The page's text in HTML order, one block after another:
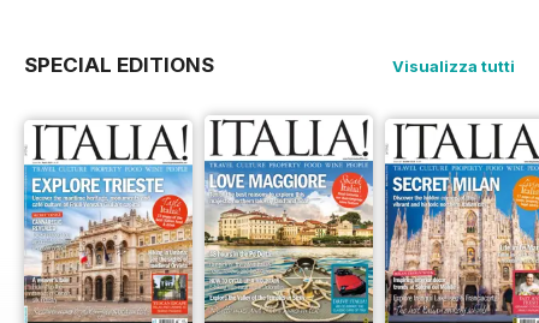
SPECIAL EDITIONS Visualizza tutti